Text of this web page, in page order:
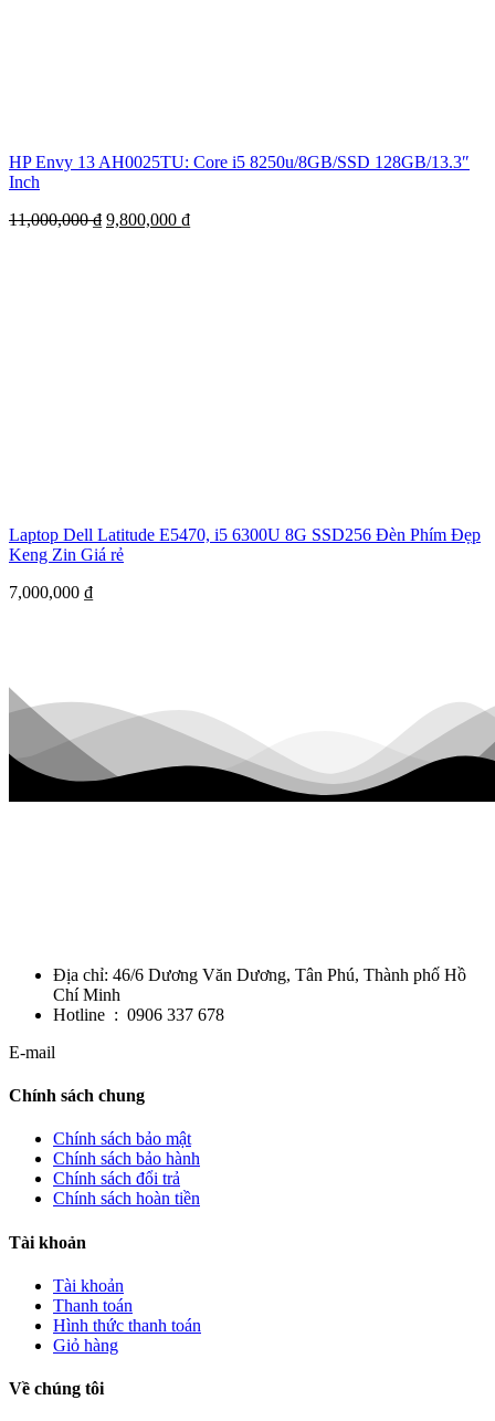
HP Envy 13 AH0025TU: Core i5 8250u/8GB/SSD 128GB/13.3″
Inch
11,000,000₫ 9,800,000 ₫
Laptop Dell Latitude E5470, i5 6300U 8G SSD256 Đèn Phím Đẹp
Keng Zin Giá rẻ
7,000,000 ₫
Địa chỉ: 46/6 Dương Văn Dương, Tân Phú, Thành phố Hồ
Chí Minh
Hotline : 0906 337 678
E-mail
Chính sách chung
Chính sách bảo mật
Chính sách bảo hành
Chính sách đổi trả
Chính sách hoàn tiền
Tài khoản
Tài khoản
Thanh toán
Hình thức thanh toán
Giỏ hàng
Về chúng tôi